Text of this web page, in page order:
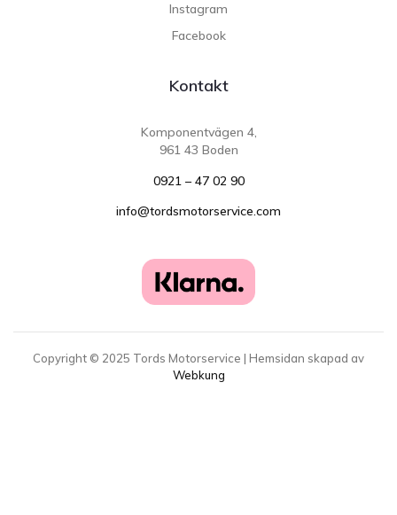
Instagram
Facebook
Kontakt
Komponentvägen 4,
961 43 Boden
0921 – 47 02 90
info@tordsmotorservice.com
Copyright © 2025 Tords Motorservice | Hemsidan skapad av
Webkung